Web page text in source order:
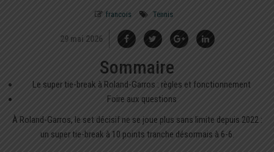
francois Tennis
29 mai 2026
Sommaire
Le super tie-break à Roland-Garros : règles et fonctionnement
Foire aux questions
À Roland-Garros, le set décisif ne se joue plus sans limite depuis 2022 :
un super tie-break à 10 points tranche désormais à 6-6.